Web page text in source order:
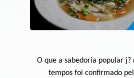
O que a sabedoria popular j?
tempos foi confirmado